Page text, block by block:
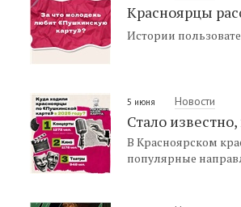
Красноярцы
Истории
5 июня Новости
Стало
В Красноярском
популярные